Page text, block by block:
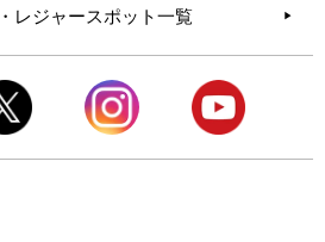
レジャースポット一覧